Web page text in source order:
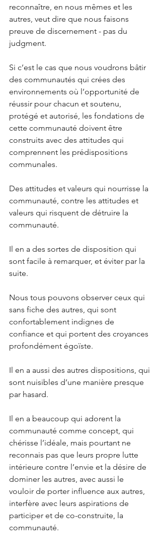
reconnaître, en nous mêmes et les
autres, veut dire que nous faisons
preuve de discernement - pas du
judgment.
Si c’est le cas que nous voudrons bâtir
des communautés qui crées des
environnements où l’opportunité de
réussir pour chacun et soutenu,
protégé et autorisé, les fondations de
cette communauté doivent être
construits avec des attitudes qui
comprennent les prédispositions
communales.
Des attitudes et valeurs qui nourrisse la
communauté, contre les attitudes et
valeurs qui risquent de détruire la
communauté.
Il en a des sortes de disposition qui
sont facile à remarquer, et éviter par la
suite.
Nous tous pouvons observer ceux qui
sans fiche des autres, qui sont
confortablement indignes de
confiance et qui portent des croyances
profondément égoïste.
Il en a aussi des autres dispositions, qui
sont nuisibles d’une manière presque
par hasard.
Il en a beaucoup qui adorent la
communauté comme concept, qui
chérisse l’idéale, mais pourtant ne
reconnais pas que leurs propre lutte
intérieure contre l’envie et la désire de
dominer les autres, avec aussi le
vouloir de porter influence aux autres,
interfère avec leurs aspirations de
participer et de co-construite, la
communauté.